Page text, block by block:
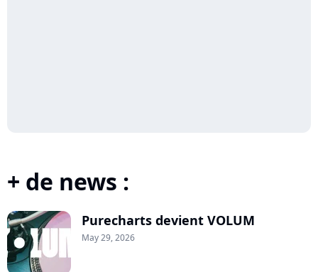
+ de news :
Purecharts devient VOLUM
May 29, 2026